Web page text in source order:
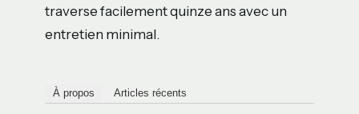
traverse facilement quinze ans avec un
entretien minimal.
À propos Articles récents